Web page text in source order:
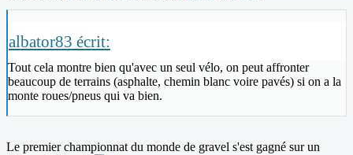
albator83 écrit:
Tout cela montre bien qu'avec un seul vélo, on peut affronter
beaucoup de terrains (asphalte, chemin blanc voire pavés) si on a la
monte roues/pneus qui va bien.
Le premier championnat du monde de gravel s'est gagné sur un